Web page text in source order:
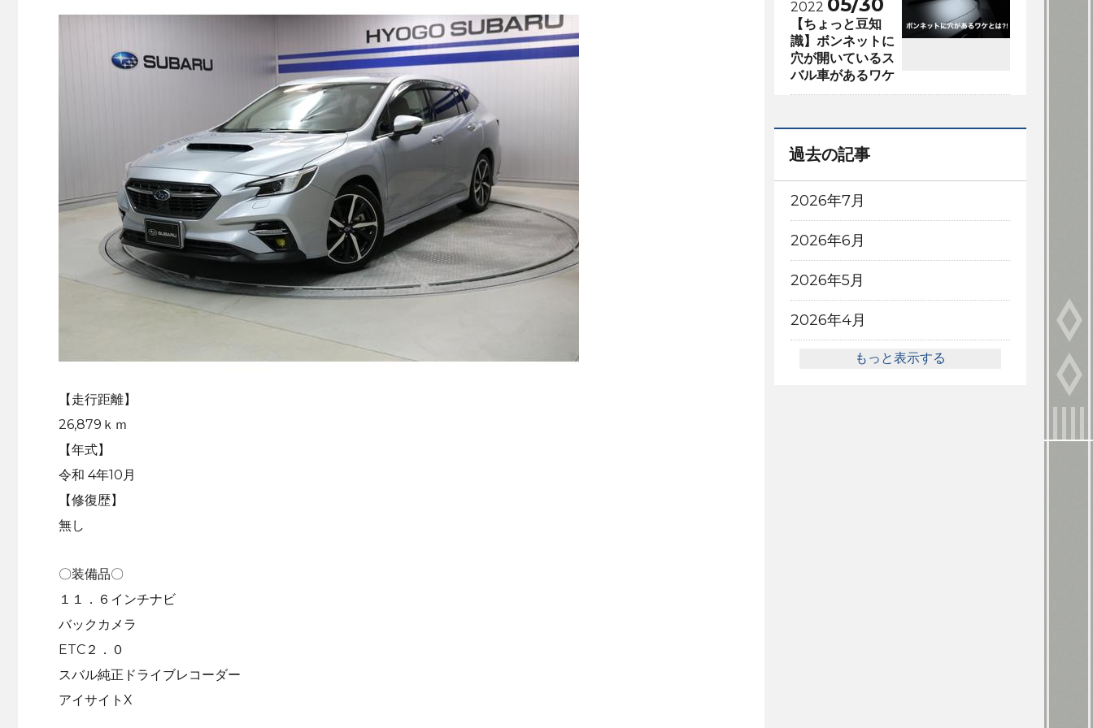
【走行距離】
26,879ｋｍ
【年式】
令和 4年10月
【修復歴】
無し
〇装備品〇
１１．６インチナビ
バックカメラ
ETC２．０
スバル純正ドライブレコーダー
アイサイトX
2022
【ちょっと豆知
識】ボンネットに
穴が開いているス
バル車があるワケ
過去の記事
2026年7月
2026年6月
2026年5月
2026年4月
もっと表示する